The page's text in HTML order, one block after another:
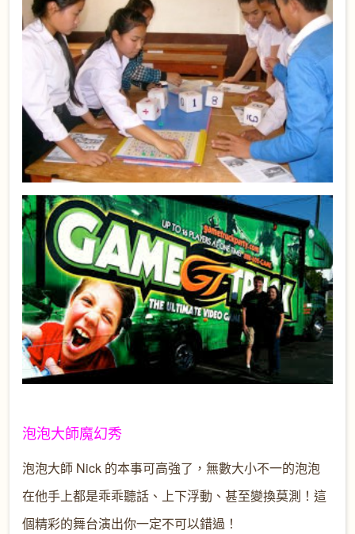
泡泡大師魔幻秀
泡泡大師 Nick 的本事可高強了，無數大小不一的泡泡
在他手上都是乖乖聽話、上下浮動、甚至變換莫測！這
個精彩的舞台演出你一定不可以錯過！